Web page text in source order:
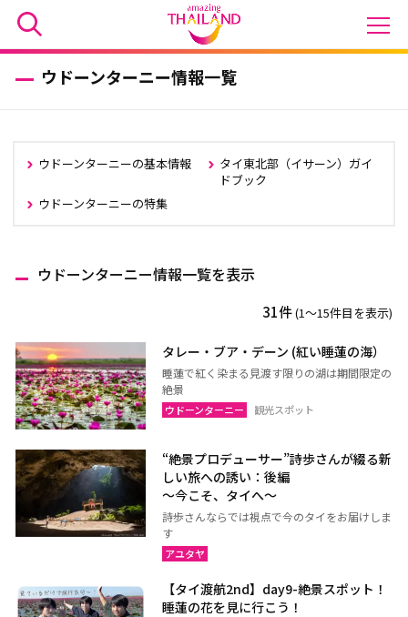
ウドーンターニー情報一覧
ウドーンターニーの基本情報
タイ東北部（イサーン）ガイ
ドブック
ウドーンターニーの特集
ウドーンターニー情報一覧を表示
31件(1〜15件目を表示)
タレー・ブア・デーン (紅い睡蓮の海）
睡蓮で紅く染まる見渡す限りの湖は期間限定の
絶景
ウドーンターニー 観光スポット
“絶景プロデューサー”詩歩さんが綴る新
しい旅への誘い：後編
～今こそ、タイへ～
詩歩さんならでは視点で今のタイをお届けしま
す
アユタヤ
【タイ渡航2nd】day9-絶景スポット！
睡蓮の花を見に行こう！